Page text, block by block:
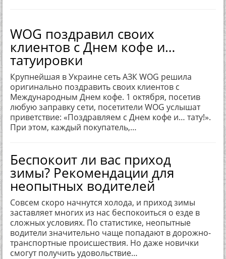
WOG поздравил своих
клиентов с Днем кофе и…
татуировки
Крупнейшая в Украине сеть АЗК WOG решила
оригинально поздравить своих клиентов с
Международным Днем кофе. 1 октября, посетив
любую заправку сети, посетители WOG услышат
приветствие: «Поздравляем с Днем кофе и… тату!».
При этом, каждый покупатель,…
Беспокоит ли вас приход
зимы? Рекомендации для
неопытных водителей
Совсем скоро начнутся холода, и приход зимы
заставляет многих из нас беспокоиться о езде в
сложных условиях. По статистике, неопытные
водители значительно чаще попадают в дорожно-
транспортные происшествия. Но даже новички
смогут получить удовольствие…